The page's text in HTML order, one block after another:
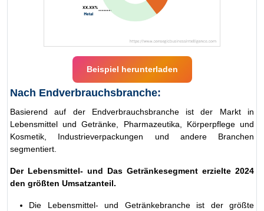
Beispiel herunterladen
Nach Endverbrauchsbranche:
Basierend auf der Endverbrauchsbranche ist der Markt in
Lebensmittel und Getränke, Pharmazeutika, Körperpflege und
Kosmetik, Industrieverpackungen und andere Branchen
segmentiert.
Der Lebensmittel- und Das Getränkesegment erzielte 2024
den größten Umsatzanteil.
Die Lebensmittel- und Getränkebranche ist der größte